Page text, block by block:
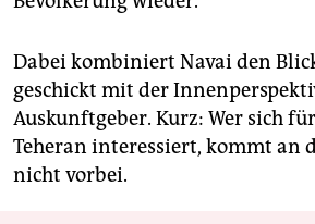
Dabei kombiniert Navai den
geschickt mit der
Auskunftgeber. Kurz: Wer sich
Teheran interessiert, kommt an
nicht vorbei.